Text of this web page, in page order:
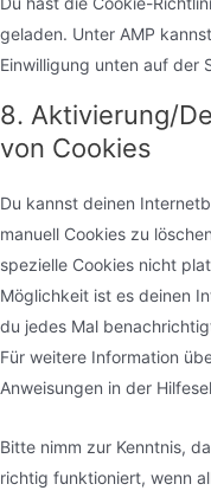
geladen. Unter AMP
Einwilligung unten auf der
8. Aktivierung/
von Cookies
Du kannst deinen
manuell Cookies zu
spezielle Cookies nicht
Möglichkeit ist es deinen
du jedes Mal
Für weitere Information
Anweisungen in der
Bitte nimm zur Kenntnis,
richtig funktioniert, wenn